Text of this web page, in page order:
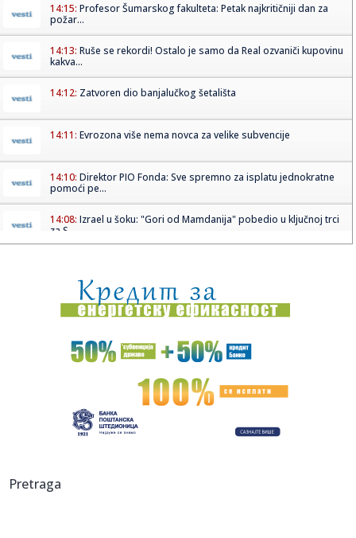
14:15: Profesor Šumarskog fakulteta: Petak najkritičniji dan za
požar...
14:13: Ruše se rekordi! Ostalo je samo da Real ozvaniči kupovinu
kakva...
14:12: Zatvoren dio banjalučkog šetališta
14:11: Evrozona više nema novca za velike subvencije
14:10: Direktor PIO Fonda: Sve spremno za isplatu jednokratne
pomoći pe...
14:08: Izrael u šoku: "Gori od Mamdanija" pobedio u ključnoj trci
za S...
14:05:Једноставан трик уз који ће вам ...
14:07:Del Arno Band slavi 40 godina rada koncertom u
Botaničkoj bašti
Čeka se samo potpis u Humskoj – Baba se oprostio od
14:05:Vučić sa Hasijevim: „Srbija ceni doslednu podršku
kreiramo sad...
Pretraga